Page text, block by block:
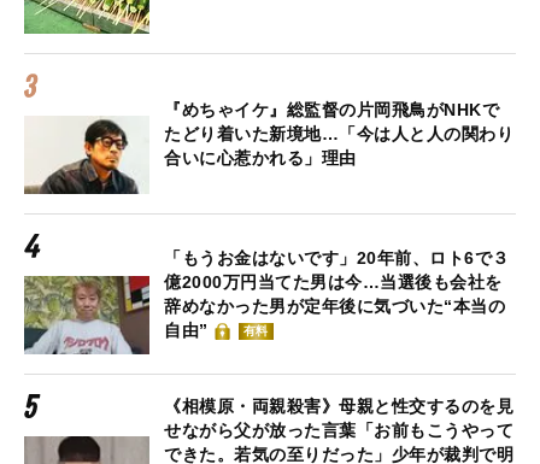
『めちゃイケ』総監督の片岡飛鳥がNHKで
たどり着いた新境地…「今は人と人の関わり
合いに心惹かれる」理由
「もうお金はないです」20年前、ロト6で３
億2000万円当てた男は今…当選後も会社を
辞めなかった男が定年後に気づいた“本当の
自由”
有料
《相模原・両親殺害》母親と性交するのを見
せながら父が放った言葉「お前もこうやって
できた。若気の至りだった」少年が裁判で明